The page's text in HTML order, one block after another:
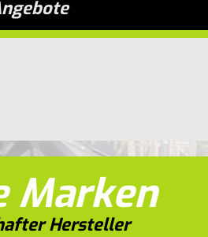
Marken
Hersteller